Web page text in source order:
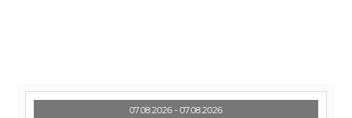
07.08.2026 - 07.08.2026